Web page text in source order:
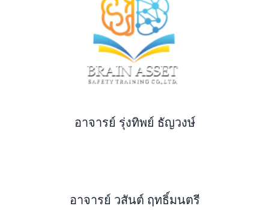
อาจารย์ รุ่งทิพย์ ธัญวงษ์
อาจารย์ วสันต์ ฤทธิ์มนตรี